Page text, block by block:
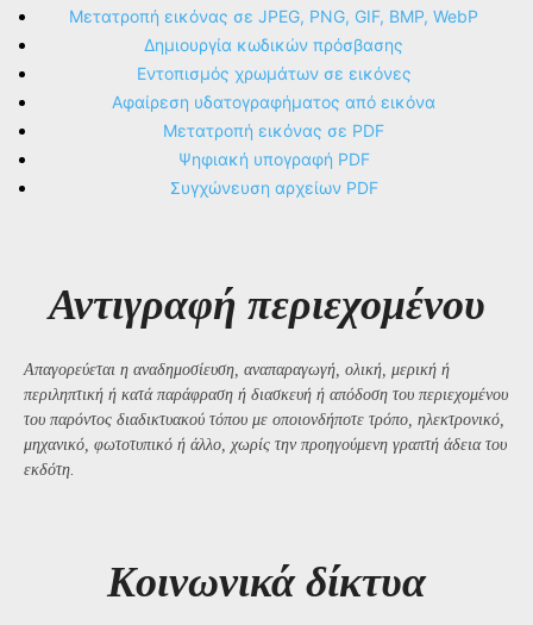
Μετατροπή εικόνας σε JPEG, PNG, GIF, BMP, WebP
Δημιουργία κωδικών πρόσβασης
Εντοπισμός χρωμάτων σε εικόνες
Αφαίρεση υδατογραφήματος από εικόνα
Μετατροπή εικόνας σε PDF
Ψηφιακή υπογραφή PDF
Συγχώνευση αρχείων PDF
Αντιγραφή περιεχομένου
Απαγορεύεται η αναδημοσίευση, αναπαραγωγή, ολική, μερική ή
περιληπτική ή κατά παράφραση ή διασκευή ή απόδοση του περιεχομένου
του παρόντος διαδικτυακού τόπου με οποιονδήποτε τρόπο, ηλεκτρονικό,
μηχανικό, φωτοτυπικό ή άλλο, χωρίς την προηγούμενη γραπτή άδεια του
εκδότη.
Kοινωνικά δίκτυα